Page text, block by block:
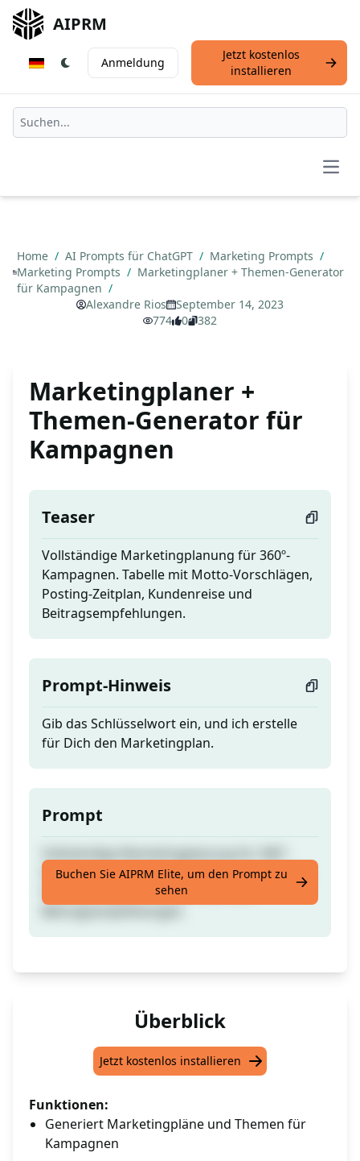
AIPRM
Anmeldung
Jetzt kostenlos
installieren
Home / AI Prompts für ChatGPT / Marketing Prompts /
Marketing Prompts / Marketingplaner + Themen-Generator
für Kampagnen /
Alexandre Rios
September 14, 2023
774
0 382
Marketingplaner +
Themen-Generator für
Kampagnen
Teaser
Vollständige Marketingplanung für 360º-
Kampagnen. Tabelle mit Motto-Vorschlägen,
Posting-Zeitplan, Kundenreise und
Beitragsempfehlungen.
Prompt-Hinweis
Gib das Schlüsselwort ein, und ich erstelle
für Dich den Marketingplan.
Prompt
Kampagnen. Tabelle mit Motto-Vorschlägen,
Posting-Zeitplan, Kundenreise und
Buchen Sie AIPRM Elite, um den Prompt zu
sehen
Überblick
Jetzt kostenlos installieren
Funktionen:
Generiert Marketingpläne und Themen für
Kampagnen